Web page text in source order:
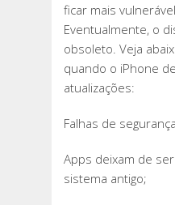
ficar mais
Eventualmente, o
obsoleto. Veja
quando o iPhone
atualizações:
Falhas de
Apps deixam de
sistema antigo;